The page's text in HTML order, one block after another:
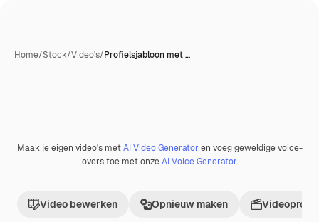
Home/Stock/Video's/Profielsjabloon met …
Premium
Maak je eigen video's metAI Video Generator en voeg geweldige voice-
overs toe met onzeAI Voice Generator
Video bewerken Opnieuw maken